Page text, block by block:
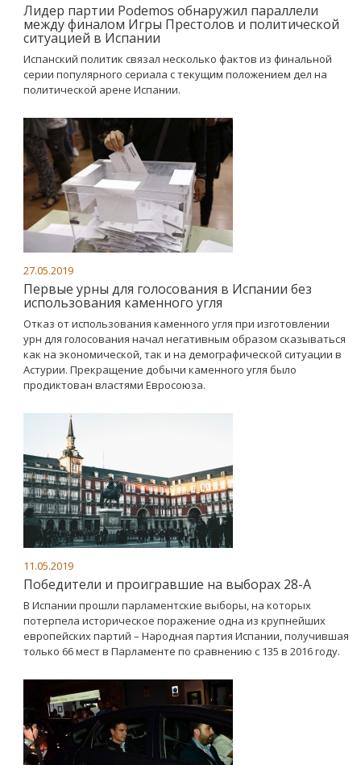
Лидер партии Podemos обнаружил параллели
между финалом Игры Престолов и политической
ситуацией в Испании
Испанский политик связал несколько фактов из финальной
серии популярного сериала с текущим положением дел на
политической арене Испании.
27.05.2019
Первые урны для голосования в Испании без
использования каменного угля
Отказ от использования каменного угля при изготовлении
урн для голосования начал негативным образом сказываться
как на экономической, так и на демографической ситуации в
Астурии. Прекращение добычи каменного угля было
продиктован властями Евросоюза.
11.05.2019
Победители и проигравшие на выборах 28-А
В Испании прошли парламентские выборы, на которых
потерпела историческое поражение одна из крупнейших
европейских партий – Народная партия Испании, получившая
только 66 мест в Парламенте по сравнению с 135 в 2016 году.